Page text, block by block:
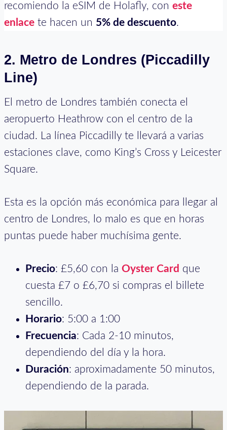
recomiendo la eSIM de Holafly, con este
enlace te hacen un 5% de descuento.
2. Metro de Londres (Piccadilly
Line)
El metro de Londres también conecta el
aeropuerto Heathrow con el centro de la
ciudad. La línea Piccadilly te llevará a varias
estaciones clave, como King’s Cross y Leicester
Square.
Esta es la opción más económica para llegar al
centro de Londres, lo malo es que en horas
puntas puede haber muchísima gente.
Precio: £5,60 con la Oyster Card que
cuesta £7 o £6,70 si compras el billete
sencillo.
Horario: 5:00 a 1:00
Frecuencia: Cada 2-10 minutos,
dependiendo del día y la hora.
Duración: aproximadamente 50 minutos,
dependiendo de la parada.